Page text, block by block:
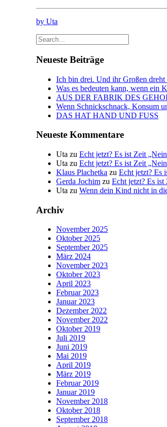
by Uta
Neueste Beiträge
Ich bin drei. Und ihr Großen dreht
Was es bedeuten kann, wenn ein
AUS DER FABRIK DES
Wenn Schnickschnack, Konsum
DAS HAT HAND UND FUSS
Neueste Kommentare
Uta zu Echt jetzt? Es ist Zeit
Uta zu Echt jetzt? Es ist Zeit
Klaus Plachetka zu Echt jetzt? Es
Gerda Jochim zu Echt jetzt? Es ist
Uta zu Wenn dein Kind nicht in
Archiv
November 2025
Oktober 2025
September 2025
März 2024
November 2023
Oktober 2023
April 2023
Februar 2023
Januar 2023
Dezember 2022
November 2022
Oktober 2019
Juli 2019
Juni 2019
Mai 2019
April 2019
März 2019
Februar 2019
Januar 2019
November 2018
Oktober 2018
September 2018